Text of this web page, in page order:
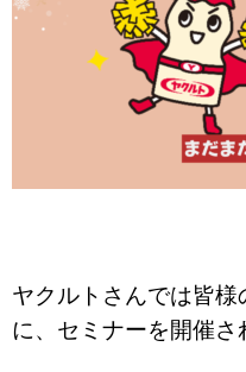
ヤクルトさんでは皆
に、セミナーを開催さ